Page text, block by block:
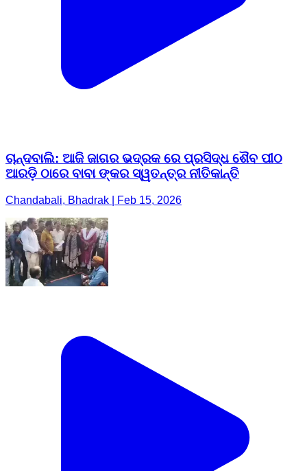
ଚାନ୍ଦବାଲି: ଆଜି ଜାଗର ଭଦ୍ରକ ରେ ପ୍ରସିଦ୍ଧ ଶୈବ ପୀଠ
ଆରଡ଼ି ଠାରେ ବାବା ଙ୍କର ସ୍ୱତନ୍ତ୍ର ନୀତିକାନ୍ତି
Chandabali, Bhadrak | Feb 15, 2026